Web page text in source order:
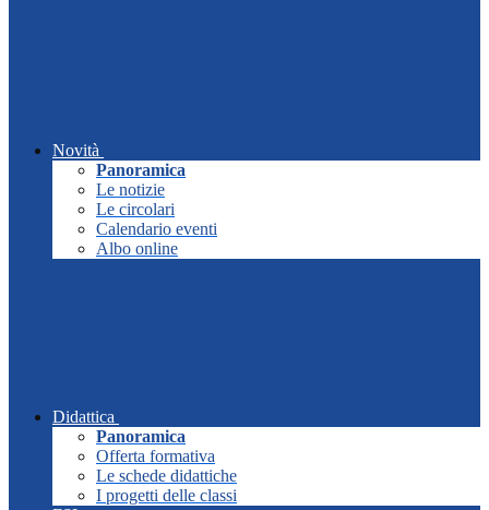
Novità
Panoramica
Le notizie
Le circolari
Calendario eventi
Albo online
Didattica
Panoramica
Offerta formativa
Le schede didattiche
I progetti delle classi